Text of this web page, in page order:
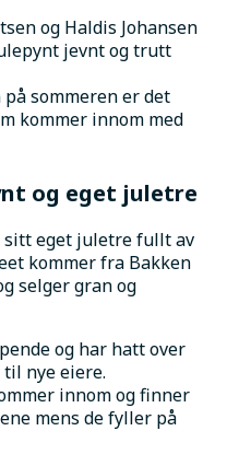
og Haldis Johansen
jevnt og trutt
sommeren er det
kommer innom med
og eget juletre
sitt eget juletre fullt av
kommer fra Bakken
selger gran og
og har hatt over
nye eiere.
innom og finner
mens de fyller på